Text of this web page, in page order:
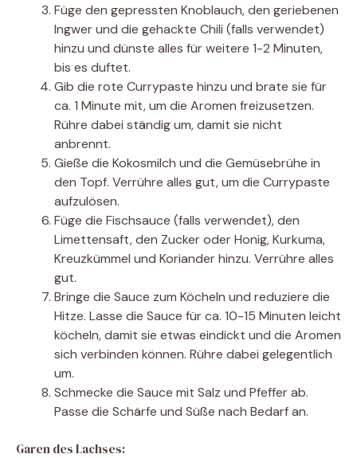
Füge den gepressten Knoblauch, den geriebenen
Ingwer und die gehackte Chili (falls verwendet)
hinzu und dünste alles für weitere 1-2 Minuten,
bis es duftet.
Gib die rote Currypaste hinzu und brate sie für
ca. 1 Minute mit, um die Aromen freizusetzen.
Rühre dabei ständig um, damit sie nicht
anbrennt.
Gieße die Kokosmilch und die Gemüsebrühe in
den Topf. Verrühre alles gut, um die Currypaste
aufzulösen.
Füge die Fischsauce (falls verwendet), den
Limettensaft, den Zucker oder Honig, Kurkuma,
Kreuzkümmel und Koriander hinzu. Verrühre alles
gut.
Bringe die Sauce zum Köcheln und reduziere die
Hitze. Lasse die Sauce für ca. 10-15 Minuten leicht
köcheln, damit sie etwas eindickt und die Aromen
sich verbinden können. Rühre dabei gelegentlich
um.
Schmecke die Sauce mit Salz und Pfeffer ab.
Passe die Schärfe und Süße nach Bedarf an.
Garen des Lachses: